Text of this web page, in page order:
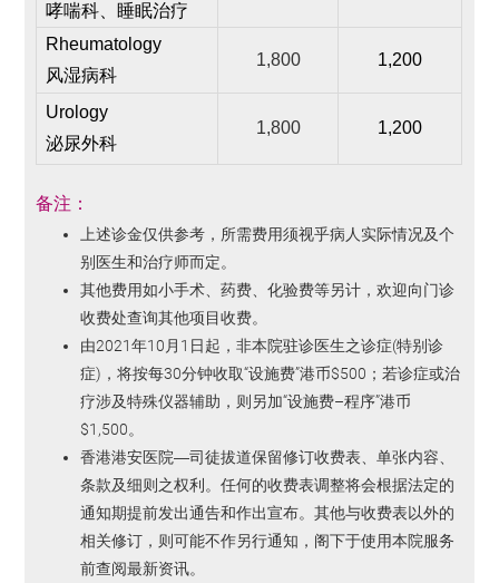
哮喘科、睡眠治疗
Rheumatology
风湿病科
1,800 1,200
Urology
泌尿外科
1,800 1,200
备注 ：
上述诊金仅供参考，所需费用须视乎病人实际情况及个
别医生和治疗师而定。
其他费用如小手术、药费、化验费等另计，欢迎向门诊
收费处查询其他项目收费。
由2021年10月1日起，非本院驻诊医生之诊症(特别诊
症)，将按每30分钟收取“设施费”港币$500；若诊症或治
疗涉及特殊仪器辅助，则另加“设施费–程序”港币
$1,500。
香港港安医院—司徒拔道保留修订收费表、单张内容、
条款及细则之权利。任何的收费表调整将会根据法定的
通知期提前发出通告和作出宣布。其他与收费表以外的
相关修订，则可能不作另行通知，阁下于使用本院服务
前查阅最新资讯。